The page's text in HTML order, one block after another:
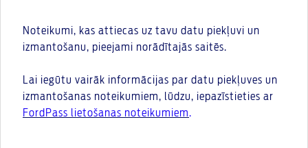
Noteikumi, kas attiecas uz tavu datu piekļuvi un
izmantošanu, pieejami norādītajās saitēs.
Lai iegūtu vairāk informācijas par datu piekļuves un
izmantošanas noteikumiem, lūdzu, iepazīstieties ar
FordPass lietošanas noteikumiem.